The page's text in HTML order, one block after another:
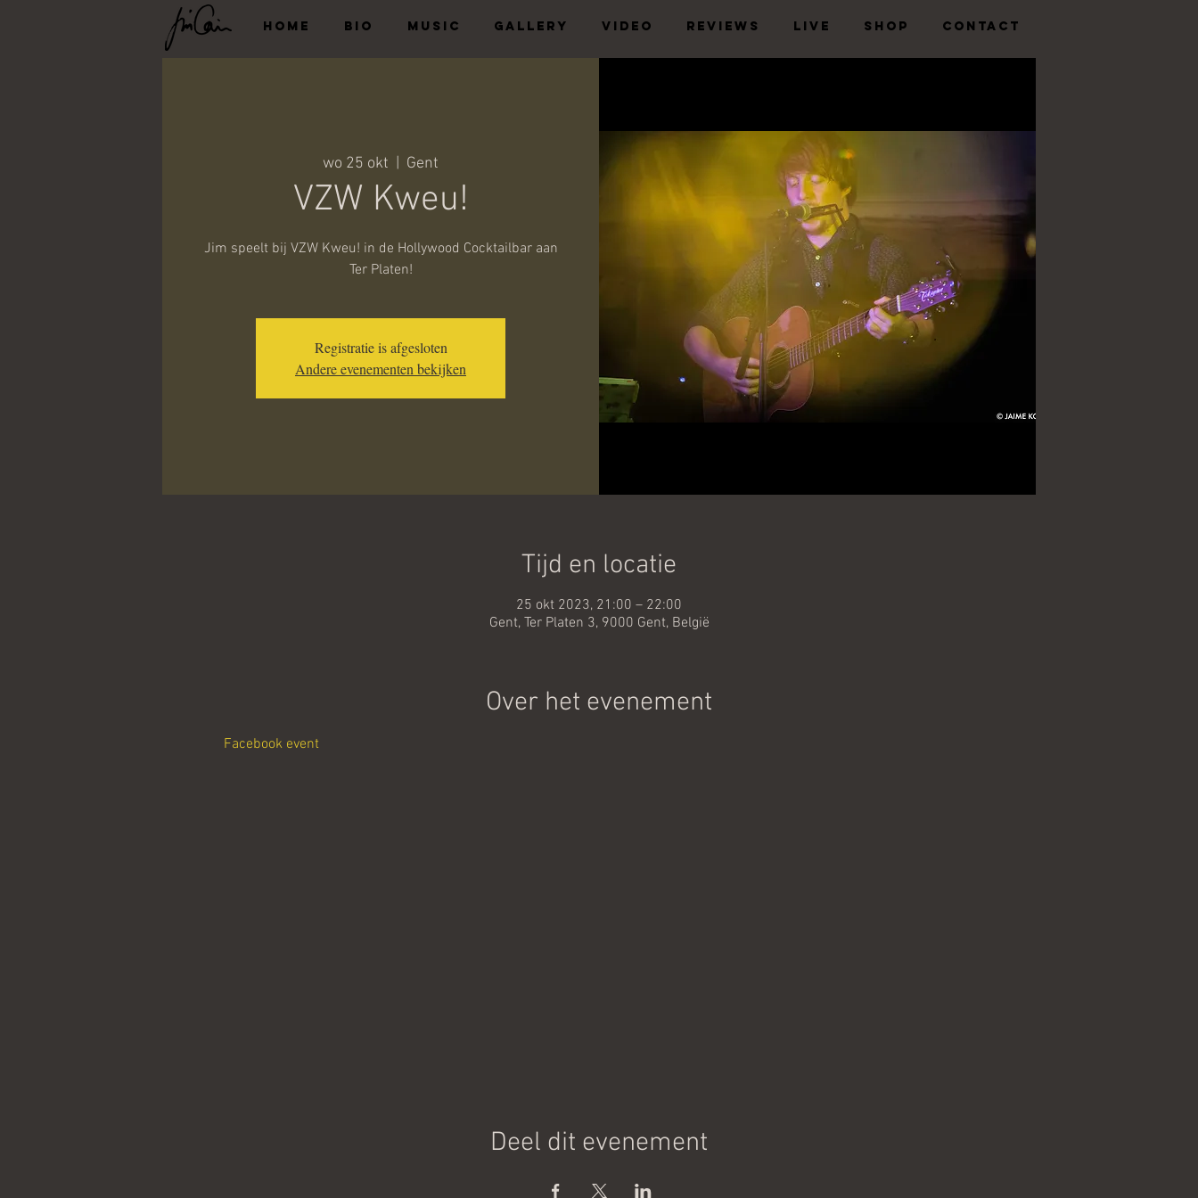
HOME BIO MUSIC GALLERY VIDEO REVIEWS LIVE SHOP CONTACT
wo 25 okt Gent
VZW Kweu!
Jim speelt bij VZW Kweu! in de Hollywood Cocktailbar aan
Ter Platen!
Registratie is afgesloten
Andere evenementen bekijken
Tijd en locatie
25 okt 2023, 21:00 – 22:00
Gent, Ter Platen 3, 9000 Gent, België
Over het evenement
Facebook event
Deel dit evenement